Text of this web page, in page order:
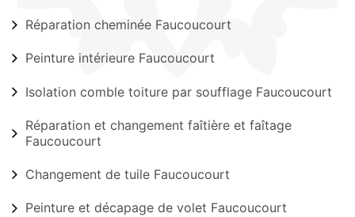
Réparation cheminée Faucoucourt
Peinture intérieure Faucoucourt
Isolation comble toiture par soufflage Faucoucourt
Réparation et changement faîtière et faîtage
Faucoucourt
Changement de tuile Faucoucourt
Peinture et décapage de volet Faucoucourt